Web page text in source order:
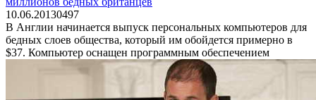
10.06.20130497
В Англии начинается выпуск персональных компьютеров для
бедных слоев общества, который им обойдется примерно в
$37. Компьютер оснащен программным обеспечением